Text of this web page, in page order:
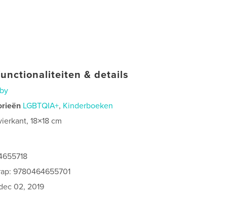
& details
LGBTQIA+, Kinderboeken
18×18 cm
9780464655701
02, 2019